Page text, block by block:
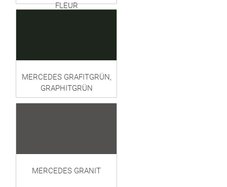
FLEUR
MERCEDES GRAFITGRÜN,
GRAPHITGRÜN
MERCEDES GRANIT